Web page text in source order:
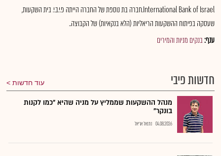
International Bank of Israel.חברה בת נוספת של החברה הייתה פ.י.ב.י. בית השקעות,
שעסקה בפיתוח ההשקעות הריאליות (הלא בנקאיות) של הקבוצה..
ענף:בנקים מניות והמירים
חדשות פיבי עוד חדשות
מנהל ההשקעות שממליץ על מניה שהיא "כמו לקנות
בונקר"
04.08.2026 נתנאל אריאל